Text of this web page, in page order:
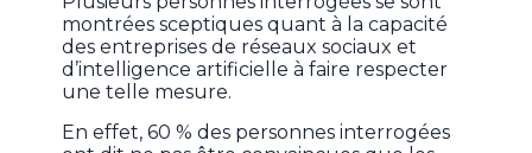
montrées sceptiques quant à la capacité
des entreprises de réseaux sociaux et
d’intelligence artificielle à faire respecter
une telle mesure.
En effet, 60 % des personnes interrogées